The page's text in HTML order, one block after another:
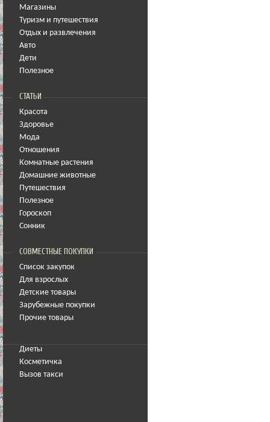
Магазины
Туризм и путешествия
Отдых и развлечения
Авто
Дети
Полезное
СТАТЬИ
Красота
Здоровье
Мода
Отношения
Комнатные растения
Домашние животные
Путешествия
Полезное
Гороскоп
Сонник
СОВМЕСТНЫЕ ПОКУПКИ
Список закупок
Для взрослых
Детские товары
Зарубежные покупки
Прочие товары
Диеты
Косметичка
Вызов такси